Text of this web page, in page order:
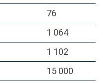
76
1 064
1 102
15 000